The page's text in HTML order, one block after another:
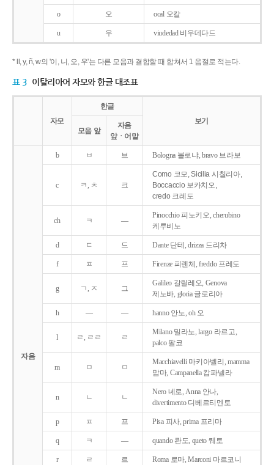
o 오 ocal 오칼
u 우 viudedad 비우데다드
* ll, y, ñ, w의 '이, 니, 오, 우'는 다른 모음과 결합할 때 합쳐서 1 음절로 적는다.
표 3 이탈리아어 자모와 한글 대조표
자모
한글
보기
모음 앞
자음
앞ㆍ어말
자음
b ㅂ 브 Bologna 볼로냐, bravo 브라보
c ㅋ, ㅊ 크
Como 코모, Sicilia 시칠리아,
Boccaccio 보카치오,
credo 크레도
ch ㅋ ―
Pinocchio 피노키오, cherubino
케루비노
d ㄷ 드 Dante 단테, drizza 드리차
f ㅍ 프 Firenze 피렌체, freddo 프레도
g ㄱ, ㅈ 그
Galileo 갈릴레오, Genova
제노바, gloria 글로리아
h ― ― hanno 안노, oh 오
l ㄹ, ㄹㄹ ㄹ
Milano 밀라노, largo 라르고,
palco 팔코
m ㅁ ㅁ
Macchiavelli 마키아벨리, mamma
맘마, Campanella 캄파넬라
n ㄴ ㄴ
Nero 네로, Anna 안나,
divertimento 디베르티멘토
p ㅍ 프 Pisa 피사, prima 프리마
q ㅋ ― quando 콴도, queto 퀘토
r ㄹ 르 Roma 로마, Marconi 마르코니